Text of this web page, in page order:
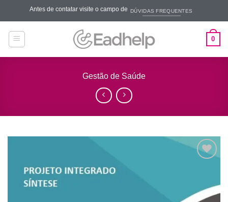
content
Antes de contatar visite o campo de DÚVIDAS FREQUENTES
0
Gestão de Saúde
Add to
wishlist